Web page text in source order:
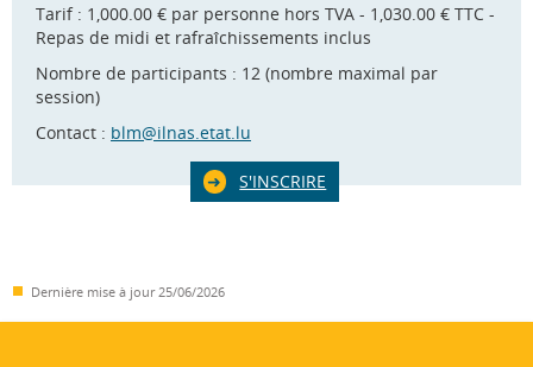
Tarif : 1,000.00 € par personne hors TVA - 1,030.00 € TTC -
Repas de midi et rafraîchissements inclus
Nombre de participants : 12 (nombre maximal par
session)
Contact : blm@ilnas.etat.lu
S'INSCRIRE
Dernière mise à jour25/06/2026